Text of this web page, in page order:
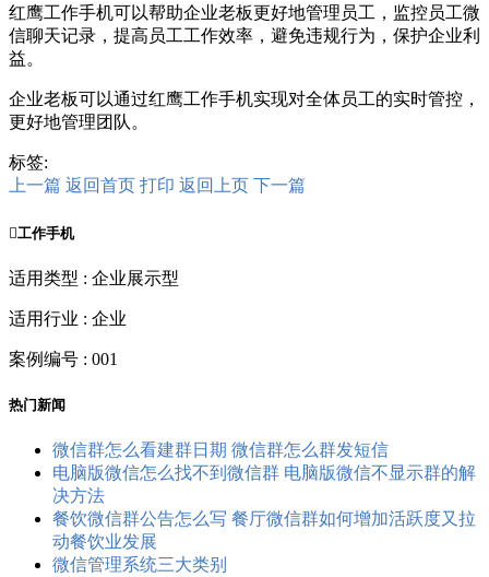
红鹰工作手机可以帮助企业老板更好地管理员工，监控员工微
信聊天记录，提高员工工作效率，避免违规行为，保护企业利
益。
企业老板可以通过红鹰工作手机实现对全体员工的实时管控，
更好地管理团队。
标签:
上一篇 返回首页 打印 返回上页 下一篇
工作手机
适用类型 : 企业展示型
适用行业 : 企业
案例编号 : 001
热门新闻
微信群怎么看建群日期 微信群怎么群发短信
电脑版微信怎么找不到微信群 电脑版微信不显示群的解
决方法
餐饮微信群公告怎么写 餐厅微信群如何增加活跃度又拉
动餐饮业发展
微信管理系统三大类别